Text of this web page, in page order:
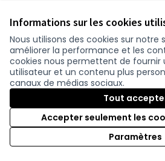
Informations sur les cookies
Nous utilisons des cookies sur notre
améliorer la performance et les
cookies nous permettent de fournir
utilisateur et un contenu plus
canaux de médias sociaux.
Tout
Accepter seulement les
Paramètres
Conditions d'utilisation
Paramètres des cookies
Cerise.loire-atlantique.fr sur
(Nouvelle fenêtre)
Cerise.loire-atlantique.fr sur
(Nouvelle fenêtre)
Cerise.loire-atlantique.fr
(Nouvelle fenêtre)
Site réalisé grâce aulogiciel libre Decidim